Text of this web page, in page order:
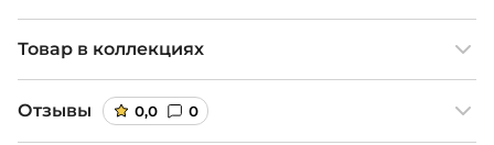
Товар в коллекциях
Отзывы 0,0 0